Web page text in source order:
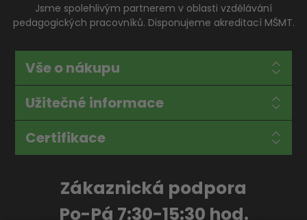
Jsme spolehlivým partnerem v oblasti vzdělávání
pedagogických pracovníků. Disponujeme akreditací MŠMT.
Vše o nákupu
Užitečné informace
Certifikace
Zákaznická podpora
Po-Pá 7:30-15:30 hod.